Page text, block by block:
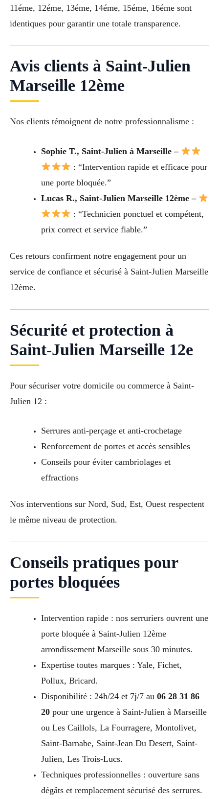
11éme, 12éme, 13éme, 14éme, 15éme, 16éme sont
identiques pour garantir une totale transparence.
Avis clients à Saint-Julien
Marseille 12ème
Nos clients témoignent de notre professionnalisme :
Sophie T., Saint-Julien à Marseille –
: “Intervention rapide et efficace pour
une porte bloquée.”
Lucas R., Saint-Julien Marseille 12ème –
: “Technicien ponctuel et compétent,
prix correct et service fiable.”
Ces retours confirment notre engagement pour un
service de confiance et sécurisé à Saint-Julien Marseille
12ème.
Sécurité et protection à
Saint-Julien Marseille 12e
Pour sécuriser votre domicile ou commerce à Saint-
Julien 12 :
Serrures anti-perçage et anti-crochetage
Renforcement de portes et accès sensibles
Conseils pour éviter cambriolages et
effractions
Nos interventions sur Nord, Sud, Est, Ouest respectent
le même niveau de protection.
Conseils pratiques pour
portes bloquées
Intervention rapide : nos serruriers ouvrent une
porte bloquée à Saint-Julien 12ème
arrondissement Marseille sous 30 minutes.
Expertise toutes marques : Yale, Fichet,
Pollux, Bricard.
Disponibilité : 24h/24 et 7j/7 au 06 28 31 86
20pour une urgence à Saint-Julien à Marseille
ou Les Caillols, La Fourragere, Montolivet,
Saint-Barnabe, Saint-Jean Du Desert, Saint-
Julien, Les Trois-Lucs.
Techniques professionnelles : ouverture sans
dégâts et remplacement sécurisé des serrures.